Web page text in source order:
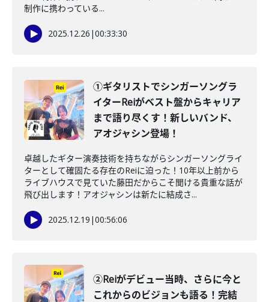
制作に携わっている...
2025.12.26 |00:33:30
①ギタリストでシンガーソングラ
イターReiがベスト盤からキャリア
まで語り尽くす！新しいバンド、
アオジャシン登場！
卓越したギター演奏技術を持ちながらシンガーソングライ
ターとして確固たる存在のReiに迫った！10年以上前から
ライブハウスで見ていた藤田だからこそ聞ける貴重な話が
飛び出します！アオジャシンは新たに結成さ...
2025.12.19 |00:56:06
②Reiがデビュー当時、さらに今と
これからのビジョンも語る！完結